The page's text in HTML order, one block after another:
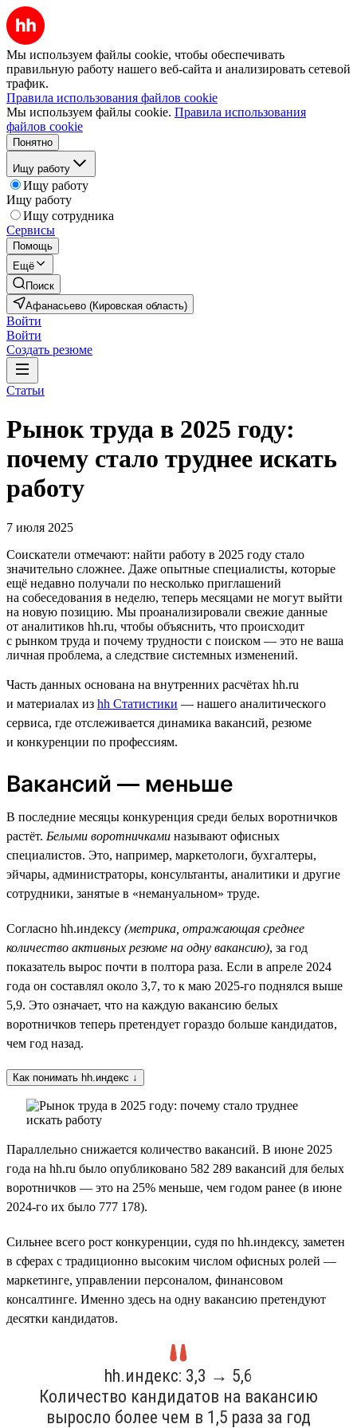
Мы используем файлы cookie, чтобы обеспечивать
правильную работу нашего веб-сайта и анализировать сетевой
трафик.
Правила использования файлов cookie
Мы используем файлы cookie. Правила использования
файлов cookie
Понятно
Ищу работу
Ищу работу
Ищу работу
Ищу сотрудника
Сервисы
Помощь
Ещё
Поиск
Афанасьево (Кировская область)
Войти
Войти
Создать резюме
Статьи
Рынок труда в 2025 году:
почему стало труднее искать
работу
7 июля 2025
Соискатели отмечают: найти работу в 2025 году стало
значительно сложнее. Даже опытные специалисты, которые
ещё недавно получали по несколько приглашений
на собеседования в неделю, теперь месяцами не могут выйти
на новую позицию. Мы проанализировали свежие данные
от аналитиков hh.ru, чтобы объяснить, что происходит
с рынком труда и почему трудности с поиском — это не ваша
личная проблема, а следствие системных изменений.
Часть данных основана на внутренних расчётах hh.ru
и материалах из hh Статистики — нашего аналитического
сервиса, где отслеживается динамика вакансий, резюме
и конкуренции по профессиям.
Вакансий — меньше
В последние месяцы конкуренция среди белых воротничков
растёт. Белыми воротничками называют офисных
специалистов. Это, например, маркетологи, бухгалтеры,
эйчары, администраторы, консультанты, аналитики и другие
сотрудники, занятые в «немануальном» труде.
Согласно hh.индексу (метрика, отражающая среднее
количество активных резюме на одну вакансию), за год
показатель вырос почти в полтора раза. Если в апреле 2024
года он составлял около 3,7, то к маю 2025-го поднялся выше
5,9. Это означает, что на каждую вакансию белых
воротничков теперь претендует гораздо больше кандидатов,
чем год назад.
Как понимать hh.индекс ↓
Параллельно снижается количество вакансий. В июне 2025
года на hh.ru было опубликовано 582 289 вакансий для белых
воротничков — это на 25% меньше, чем годом ранее (в июне
2024-го их было 777 178).
Сильнее всего рост конкуренции, судя по hh.индексу, заметен
в сферах с традиционно высоким числом офисных ролей —
маркетинге, управлении персоналом, финансовом
консалтинге. Именно здесь на одну вакансию претендуют
десятки кандидатов.
hh.индекс: 3,3 → 5,6
Количество кандидатов на вакансию
выросло более чем в 1,5 раза за год